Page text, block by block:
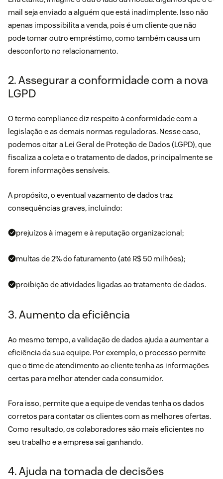
mail seja enviado a alguém que está inadimplente. Isso não
apenas impossibilita a venda, pois é um cliente que não
pode tomar outro empréstimo, como também causa um
desconforto no relacionamento.
2. Assegurar a conformidade com a nova
LGPD
O termo compliancediz respeito à conformidade com a
legislação e as demais normas reguladoras. Nesse caso,
podemos citar a Lei Geral de Proteção de Dados (LGPD), que
fiscaliza a coleta e o tratamento de dados, principalmente se
forem informações sensíveis.
A propósito, o eventual vazamento de dados traz
consequências graves, incluindo:
prejuízos à imagem e à reputação organizacional;
multas de 2% do faturamento (até R$ 50 milhões);
proibição de atividades ligadas ao tratamento de dados.
3. Aumento da eficiência
Ao mesmo tempo, a validação de dados ajuda a aumentar a
eficiência da sua equipe. Por exemplo, o processo permite
que o time de atendimento ao cliente tenha as informações
certas para melhor atender cada consumidor.
Fora isso, permite que a equipe de vendas tenha os dados
corretos para contatar os clientes com as melhores ofertas.
Como resultado, os colaboradores são mais eficientes no
seu trabalho e a empresa sai ganhando.
4. Ajuda na tomada de decisões